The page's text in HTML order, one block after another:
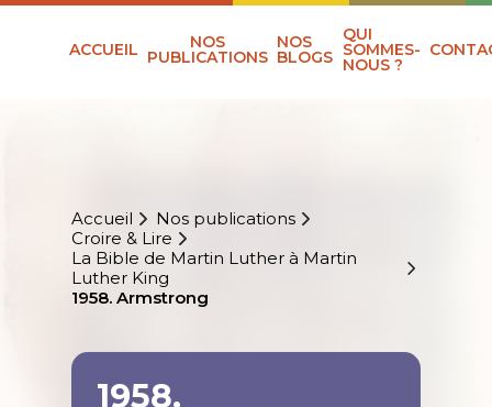
ACCUEIL NOS
PUBLICATIONS
NOS
BLOGS
QUI
SOMMES-
NOUS ?
Accueil
Nos publications
Croire & Lire
La Bible de Martin Luther à Martin
Luther King
1958. Armstrong
1958.